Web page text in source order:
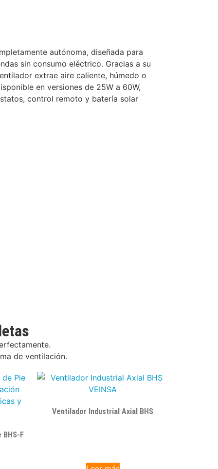
autónoma, diseñada para
sin consumo eléctrico. Gracias a su
extrae aire caliente, húmedo o
en versiones de 25W a 60W,
control remoto y batería solar
de ventilación.
F
Ventilador Industrial Axial BHS